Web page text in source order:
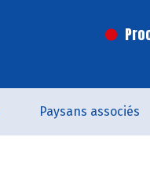
Paysans associés